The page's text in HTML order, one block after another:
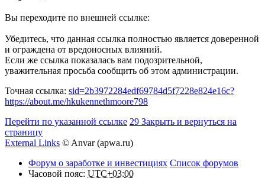
Вы переходите по внешней ссылке:
Убедитесь, что данная ссылка полностью является доверенной
и ограждена от вредоносных влияний.
Если же ссылка показалась вам подозрительной,
уважительная просьба сообщить об этом администрации.
Точная ссылка: sid=2b3972284edf69784d5f7228e824e16c?
https://about.me/hkukennethmoore798
Перейти по указанной ссылке 29 Закрыть и вернуться на
страницу
External Links © Anvar (apwa.ru)
Форум о заработке и инвестициях Список форумов
Часовой пояс: UTC+03:00